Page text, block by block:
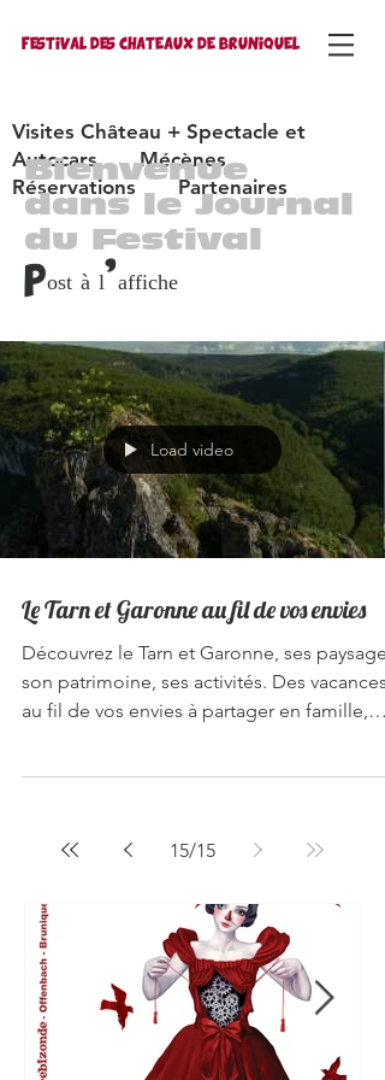
FESTIVAL DES CHATEAUX DE BRUNIQUEL
Visites Château + Spectacle et
Autocars
Mécènes
Réservations
Partenaires
Bienvenue
dans le Journal
du Festival
Post à l'affiche
Load video
Le Tarn et Garonne au fil de vos envies
Découvrez le Tarn et Garonne, ses
son patrimoine, ses activités. Des vacances
au fil de vos envies à partager en famille,
15/15